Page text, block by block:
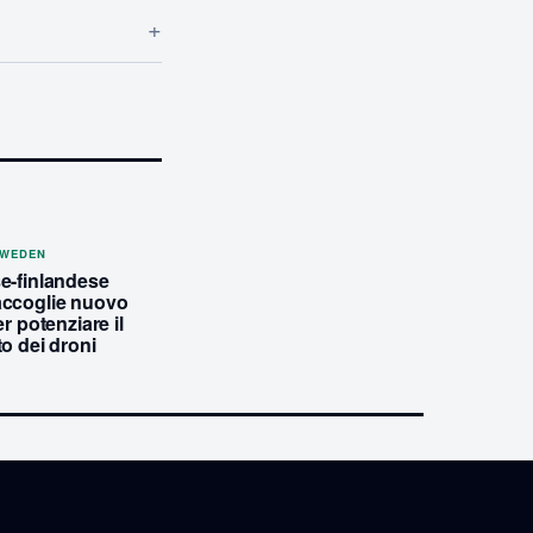
+
finlandese
nuovo
potenziare il
dei droni